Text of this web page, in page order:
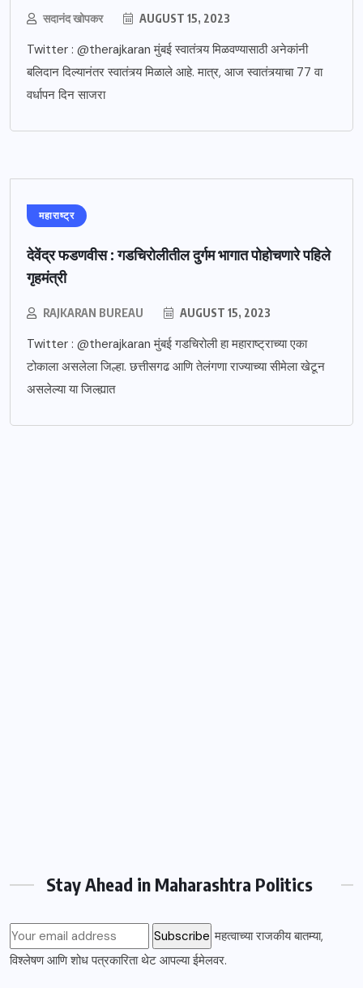
सदानंद खोपकर AUGUST 15, 2023
Twitter : @therajkaran मुंबई स्वातंत्र्य मिळवण्यासाठी अनेकांनी
बलिदान दिल्यानंतर स्वातंत्र्य मिळाले आहे. मात्र, आज स्वातंत्र्याचा 77 वा
वर्धापन दिन साजरा
महाराष्ट्र
देवेंद्र फडणवीस : गडचिरोलीतील दुर्गम भागात पोहोचणारे पहिले
गृहमंत्री
RAJKARAN BUREAU AUGUST 15, 2023
Twitter : @therajkaran मुंबई गडचिरोली हा महाराष्ट्राच्या एका
टोकाला असलेला जिल्हा. छत्तीसगढ आणि तेलंगणा राज्याच्या सीमेला खेटून
असलेल्या या जिल्ह्यात
Stay Ahead in Maharashtra Politics
महत्वाच्या राजकीय बातम्या,
विश्लेषण आणि शोध पत्रकारिता थेट आपल्या ईमेलवर.